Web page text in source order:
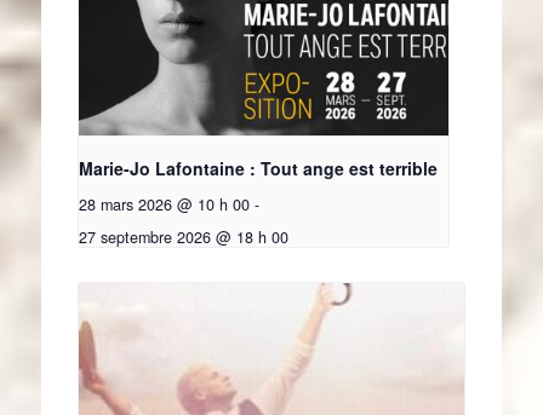
Marie-Jo Lafontaine : Tout ange est terrible
28 mars 2026 @ 10 h 00 -
27 septembre 2026 @ 18 h 00